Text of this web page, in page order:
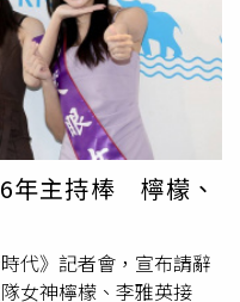
獎我的新聞過來」。一旁
後還有再傳過新聞給妳
。」笑翻全場。此外，
的荒謬事蹟，除了曾在
名鞋之外，還經常發動
在緊張什麼？你知道妳
S聽完傻眼大喊：「要
抓狂。」小S、
邀來曾代班主持的
上我女兒吧！」一連串八
「媽！妳幹嘛一直問這
反應笑翻全場。談及父母
的婚姻感到無奈，便趁
底是怎樣的夫妻？」
像朋友：「直到現在，
『寶貝』，也會一起躺
與三個女兒間完全沒有
讓她倍感自在。Elly被
供）身為話題焦點的星
年主持棒 檸檬、
代》記者會，宣布請辭
女神檸檬、李雅英接